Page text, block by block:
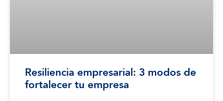
Resiliencia empresarial: 3 modos de
fortalecer tu empresa